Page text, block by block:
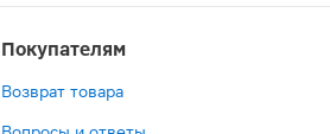
Покупателям
Возврат товара